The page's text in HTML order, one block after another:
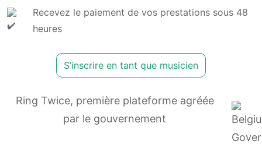
Recevez le paiement de vos prestations sous 48
heures
S’inscrire en tant que musicien
Ring Twice, première plateforme agréée
par le gouvernement